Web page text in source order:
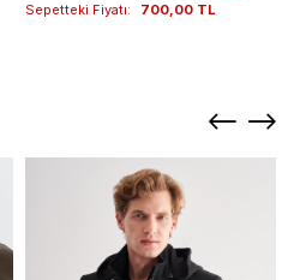
Sepetteki Fiyatı: 700,00 TL